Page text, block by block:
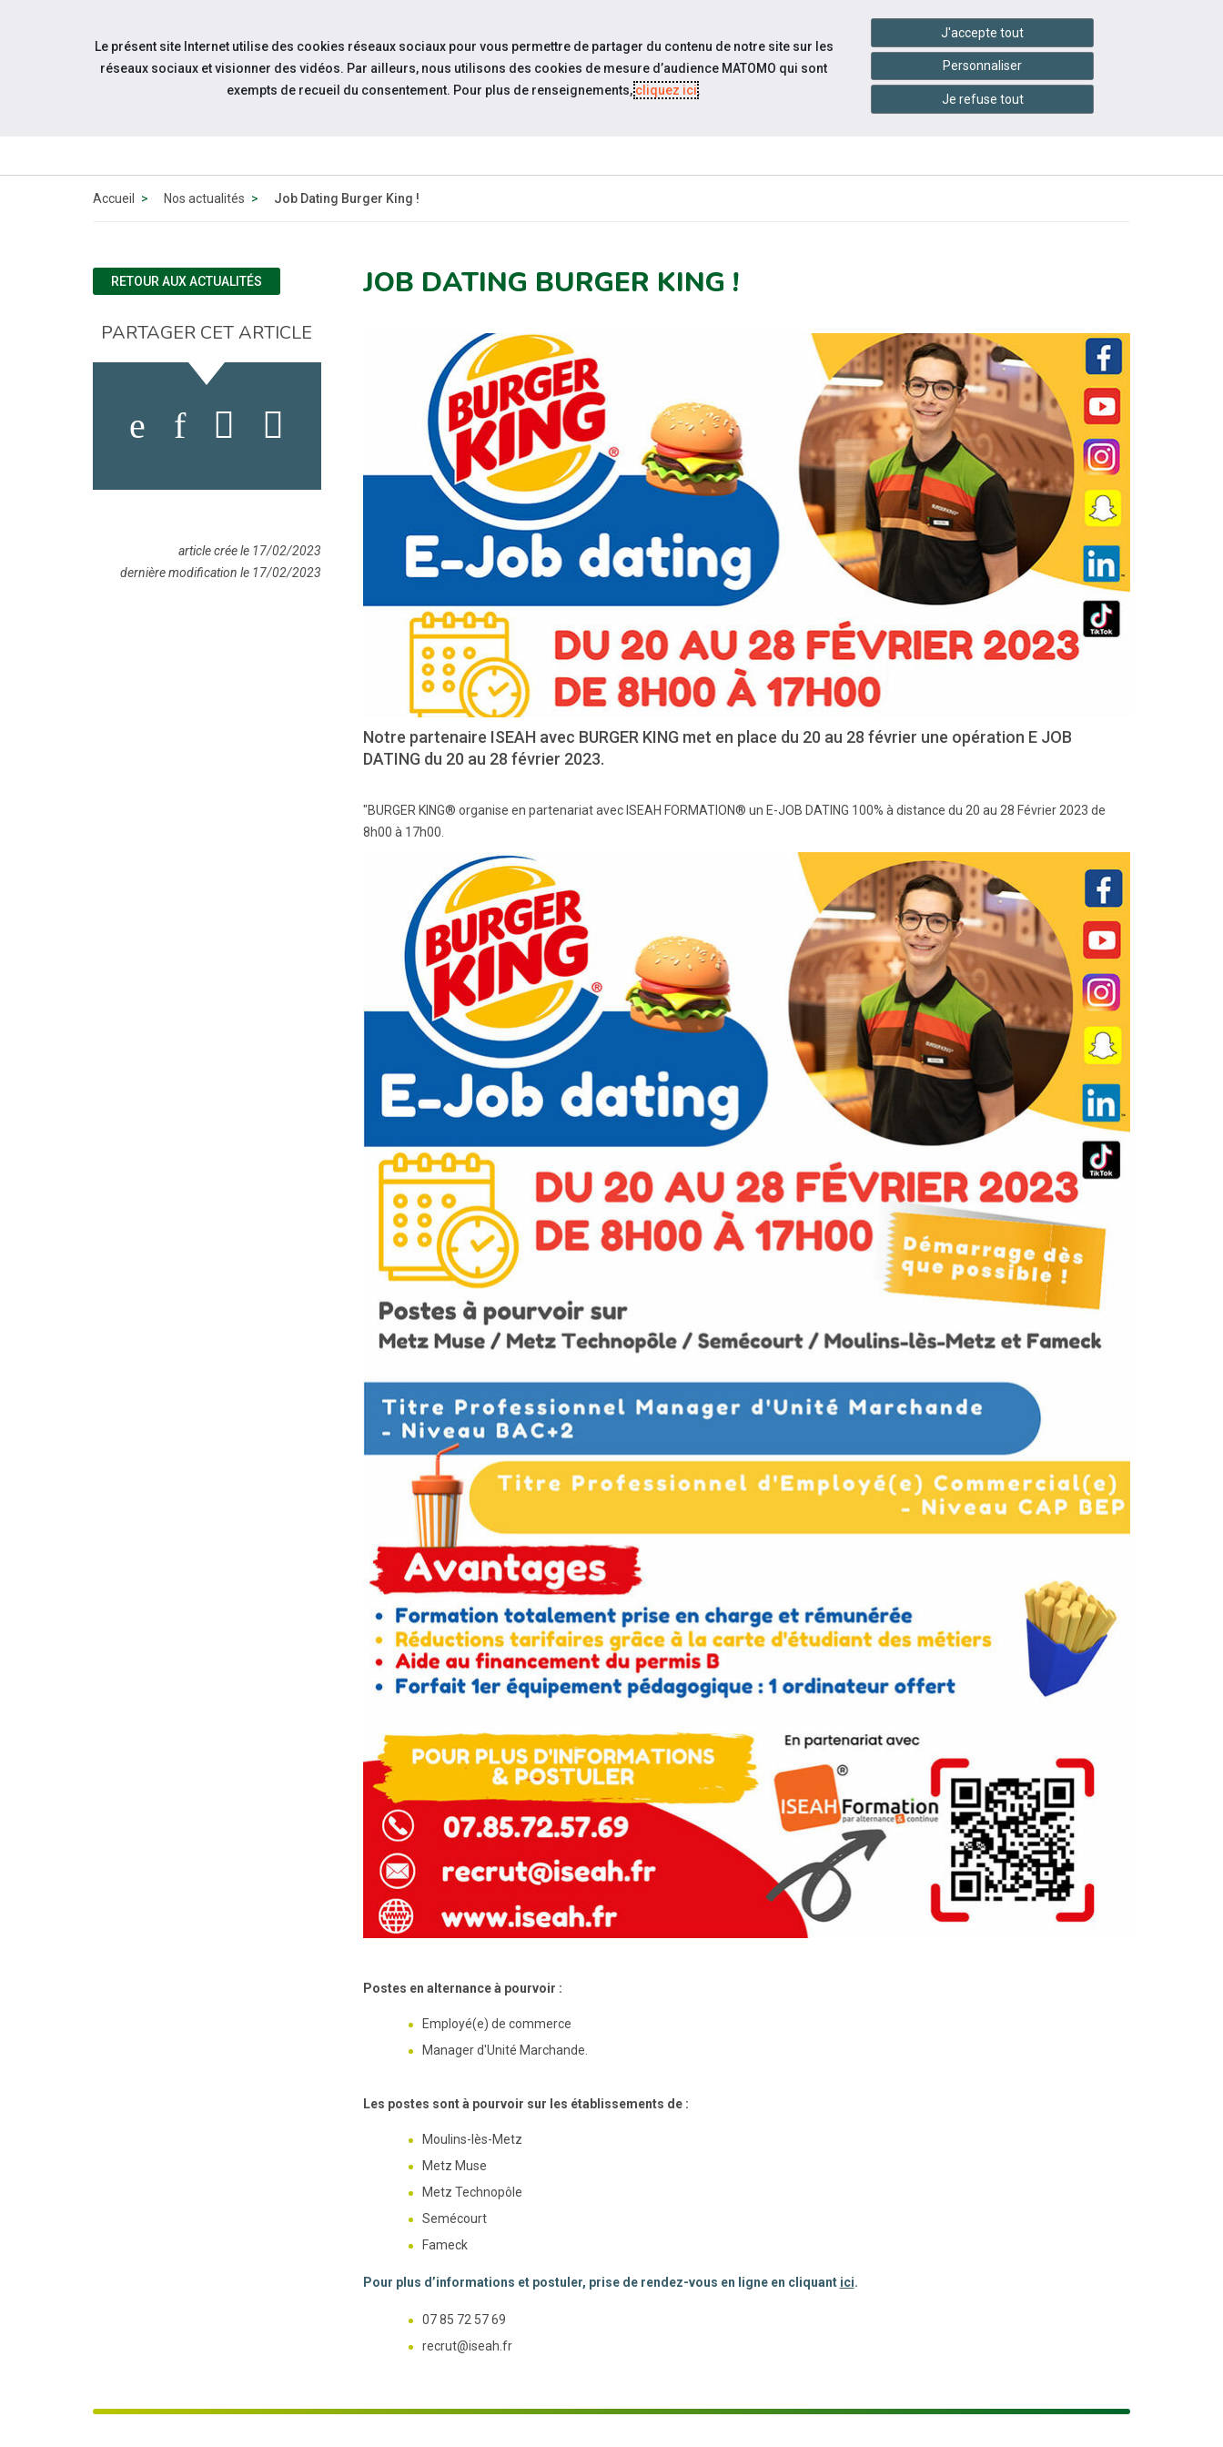
Aller au contenu
Sites du réseau settings_accessibility Accessibilité
QUI SOMMES-
ÉVÉNEMENTS
PRATIQUES
Accueil Nos actualités Job Dating Burger King !
JOB DATING BURGER KING !
Notre partenaire ISEAH avec BURGER KING met en place du 20 au 28 février une opération E JOB
DATING du 20 au 28 février 2023.
"BURGER KING® organise en partenariat avec ISEAH FORMATION® un E-JOB DATING 100% à distance du 20 au 28 Février 2023 de
8h00 à 17h00.
Postes en alternance à pourvoir :
Employé(e) de commerce
Manager d'Unité Marchande.
Les postes sont à pourvoir sur les établissements de :
Moulins-lès-Metz
Metz Muse
Metz Technopôle
Semécourt
Fameck
Pour plus d’informations et postuler, prise de rendez-vous en ligne en cliquant ici.
07 85 72 57 69
recrut@iseah.fr
RETOUR AUX ACTUALITÉS
PARTAGER CET ARTICLE
article crée le 17/02/2023
dernière modification le 17/02/2023
Le présent site Internet utilise des cookies réseaux sociaux pour vous permettre de partager du contenu de notre site sur les
réseaux sociaux et visionner des vidéos. Par ailleurs, nous utilisons des cookies de mesure d’audience MATOMO qui sont
exempts de recueil du consentement. Pour plus de renseignements,cliquez ici.
J'accepte tout
Personnaliser
Je refuse tout